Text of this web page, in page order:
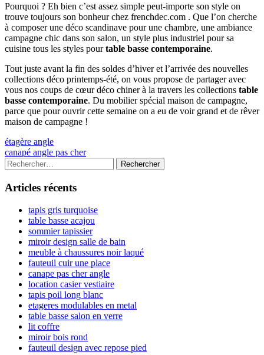
Pourquoi ? Eh bien c’est assez simple peut-importe son style on
trouve toujours son bonheur chez frenchdec.com . Que l’on cherche
à composer une déco scandinave pour une chambre, une ambiance
campagne chic dans son salon, un style plus industriel pour sa
cuisine tous les styles pourtable basse contemporaine.
Tout juste avant la fin des soldes d’hiver et l’arrivée des nouvelles
collections déco printemps-été, on vous propose de partager avec
vous nos coups de cœur déco chiner à la travers les collections table
basse contemporaine. Du mobilier spécial maison de campagne,
parce que pour ouvrir cette semaine on a eu de voir grand et de rêver
maison de campagne !
Navigation
de
l’article
Previous
article:
étagère angle
Next
article:
canapé angle pas cher
Colonne
latérale
principale
Rechercher :
Articles récents
tapis gris turquoise
table basse acajou
sommier tapissier
miroir design salle de bain
meuble à chaussures noir laqué
fauteuil cuir une place
canape pas cher angle
location casier vestiaire
tapis poil long blanc
etageres modulables en metal
table basse salon en verre
lit coffre
miroir bois rond
fauteuil design avec repose pied